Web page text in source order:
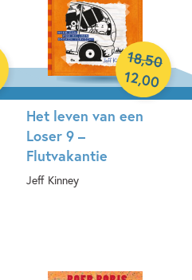
Het leven van een
Loser 9 –
Flutvakantie
Jeff Kinney
18,50
12,00